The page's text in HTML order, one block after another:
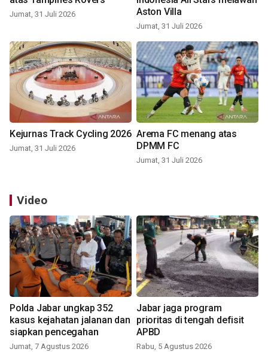
Jumat, 31 Juli 2026
Aston Villa
Jumat, 31 Juli 2026
Kejurnas Track Cycling 2026
Jumat, 31 Juli 2026
Arema FC menang atas
DPMM FC
Jumat, 31 Juli 2026
Video
Polda Jabar ungkap 352
kasus kejahatan jalanan dan
siapkan pencegahan
Jumat, 7 Agustus 2026
Jabar jaga program
prioritas di tengah defisit
APBD
Rabu, 5 Agustus 2026